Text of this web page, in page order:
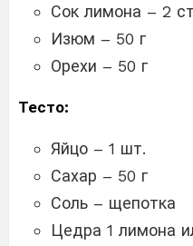
Сок лимона – 2
Изюм – 50 г
Орехи – 50 г
Тесто:
Яйцо – 1 шт.
Сахар – 50 г
Соль – щепотка
Цедра 1 лимона